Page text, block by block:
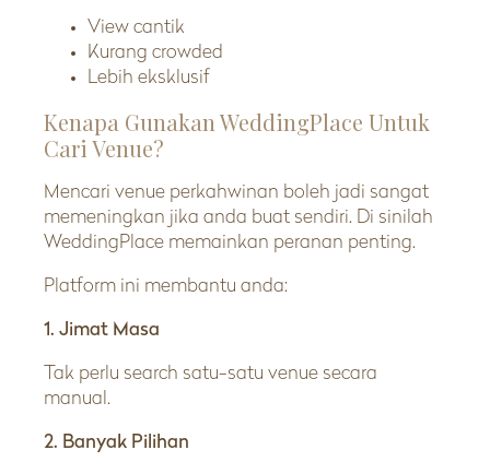
View cantik
Kurang crowded
Lebih eksklusif
Kenapa Gunakan WeddingPlace Untuk
Cari Venue?
Mencari venue perkahwinan boleh jadi sangat
memeningkan jika anda buat sendiri. Di sinilah
WeddingPlace memainkan peranan penting.
Platform ini membantu anda:
1. Jimat Masa
Tak perlu search satu-satu venue secara
manual.
2. Banyak Pilihan